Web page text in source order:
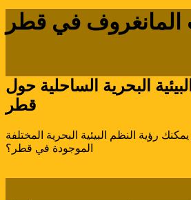
المانغروف في قطر
البحرية الساحلية حول
قطر
رؤية النظم البيئية البحرية المختلفة
الموجودة في قطر؟